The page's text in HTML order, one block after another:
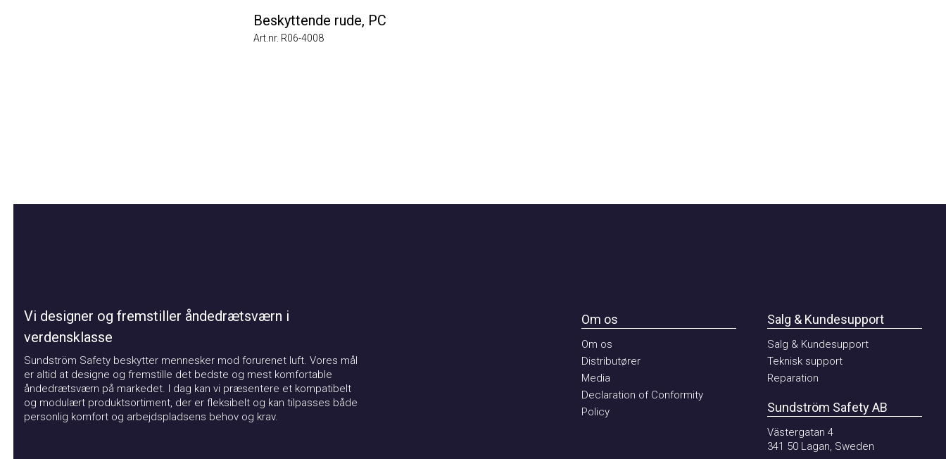
Beskyttende rude, PC
Art.nr. R06-4008
Vi designer og fremstiller åndedrætsværn i
verdensklasse
Sundström Safety beskytter mennesker mod forurenet luft. Vores mål
er altid at designe og fremstille det bedste og mest komfortable
åndedrætsværn på markedet. I dag kan vi præsentere et kompatibelt
og modulært produktsortiment, der er fleksibelt og kan tilpasses både
personlig komfort og arbejdspladsens behov og krav.
Om os
Om os
Distributører
Media
Declaration of Conformity
Policy
Salg & Kundesupport
Salg & Kundesupport
Teknisk support
Reparation
Sundström Safety AB
Västergatan 4
341 50 Lagan, Sweden